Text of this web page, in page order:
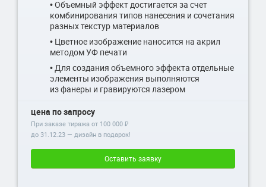
• Объемный эффект достигается за счет
комбинирования типов нанесения и сочетания
разных текстур материалов
• Цветное изображение наносится на акрил
методом УФ печати
• Для создания объемного эффекта отдельные
элементы изображения выполняются
из фанеры и гравируются лазером
цена по запросу
При заказе тиража от 100 000 ₽
до 31.12.23 — дизайн в подарок!
Оставить заявку